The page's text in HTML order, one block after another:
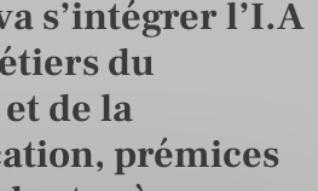
s’intégrer l’I.A
du
de la
prémices